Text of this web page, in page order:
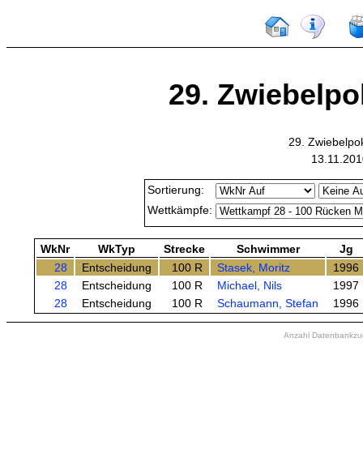
29.
29.
Sortierung:
Wettkämpfe:
WkNr WkTyp Strecke Schwimmer
Jg
28
Entscheidung 100 R Stasek, Moritz
1996
28
Entscheidung 100 R Michael, Nils
1997
28
Entscheidung 100 R Schaumann, Stefan 1996
Anzahl